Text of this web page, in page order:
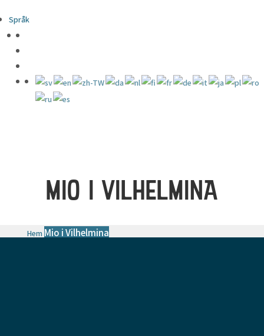
Språk
MIO I VILHELMINA
Hem Mio i Vilhelmina